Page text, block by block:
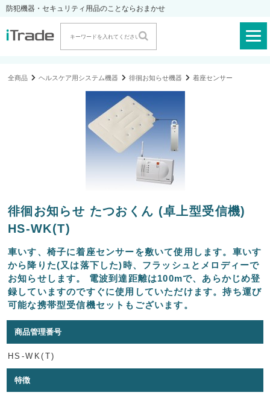
防犯機器・セキュリティ用品のことならおまかせ
全商品 ヘルスケア用システム機器 徘徊お知らせ機器 着座センサー
徘徊お知らせ たつおくん (卓上型受信機)
HS-WK(T)
車いす、椅子に着座センサーを敷いて使用します。車いす
から降りた(又は落下した)時、フラッシュとメロディーで
お知らせします。 電波到達距離は100mで、あらかじめ登
録していますのですぐに使用していただけます。持ち運び
可能な携帯型受信機セットもございます。
商品管理番号
HS-WK(T)
特徴